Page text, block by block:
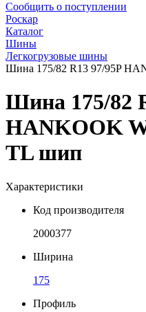
Сообщить о поступлении
Роскар
Каталог
Шины
Легкогрузовые шины
Шина 175/82 R13 97/95P
Шина 175/82
HANKOOK
TL шип
Характеристики
Код производителя
2000377
Ширина
175
Профиль